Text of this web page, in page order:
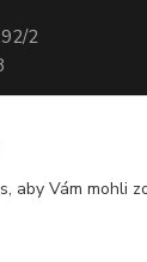
2
mapu
aby Vám mohli